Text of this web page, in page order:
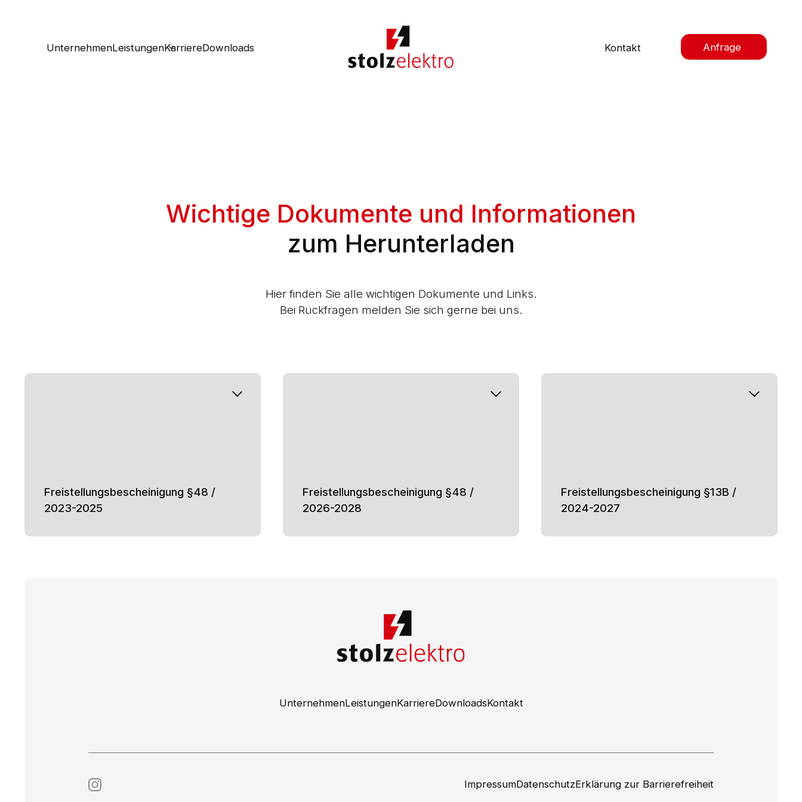
UnternehmenLeistungenKarriereDownloads Kontakt Anfrage
Wichtige Dokumente und Informationen
zum Herunterladen
Hier finden Sie alle wichtigen Dokumente und Links.
Bei Rückfragen melden Sie sich gerne bei uns.
Freistellungsbescheinigung §48 /
2023-2025
Freistellungsbescheinigung §48 /
2026-2028
Freistellungsbescheinigung §13B /
2024-2027
UnternehmenLeistungenKarriereDownloadsKontakt
ImpressumDatenschutzErklärung zur Barrierefreiheit